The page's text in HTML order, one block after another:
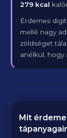
279 kcal
Érdemes
mellé nagy
zöldséget
anélkül, hogy
Mit